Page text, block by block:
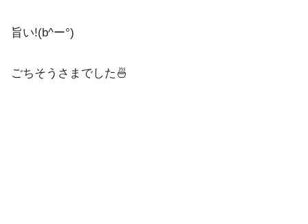
旨い!(b^ー°)
ごちそうさまでした🍜